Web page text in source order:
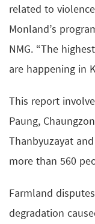
related to
Monland’s
NMG. “The
are happening in
This report
Paung,
Thanbyuzayat
more than 560
Farmland
degradation